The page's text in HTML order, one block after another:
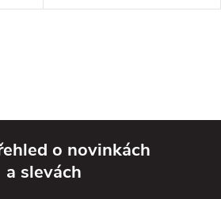
o novinkách
a slevách